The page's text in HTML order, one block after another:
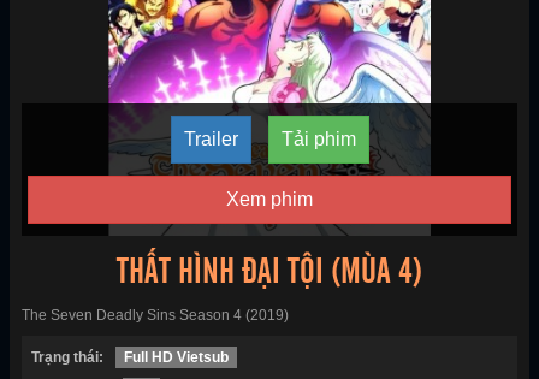
Trailer Tải phim
Xem phim
THẤT HÌNH ĐẠI TỘI (MÙA 4)
The Seven Deadly Sins Season 4 (2019)
Trạng thái:
Full HD Vietsub